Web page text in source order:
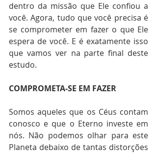
dentro da missão que Ele confiou a
você. Agora, tudo que você precisa é
se comprometer em fazer o que Ele
espera de você. E é exatamente isso
que vamos ver na parte final deste
estudo.
COMPROMETA-SE EM FAZER
Somos aqueles que os Céus contam
conosco e que o Eterno investe em
nós. Não podemos olhar para este
Planeta debaixo de tantas distorções